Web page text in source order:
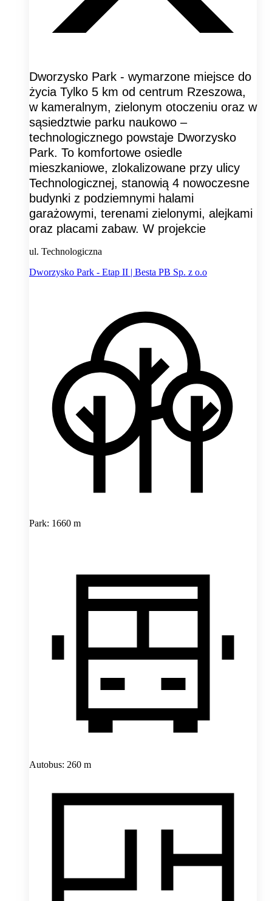
Dworzysko Park - wymarzone miejsce do
życia Tylko 5 km od centrum Rzeszowa,
w kameralnym, zielonym otoczeniu oraz w
sąsiedztwie parku naukowo –
technologicznego powstaje Dworzysko
Park. To komfortowe osiedle
mieszkaniowe, zlokalizowane przy ulicy
Technologicznej, stanowią 4 nowoczesne
budynki z podziemnymi halami
garażowymi, terenami zielonymi, alejkami
oraz placami zabaw. W projekcie
ul. Technologiczna
Dworzysko Park - Etap II | Besta PB Sp. z o.o
Park: 1660 m
Autobus: 260 m